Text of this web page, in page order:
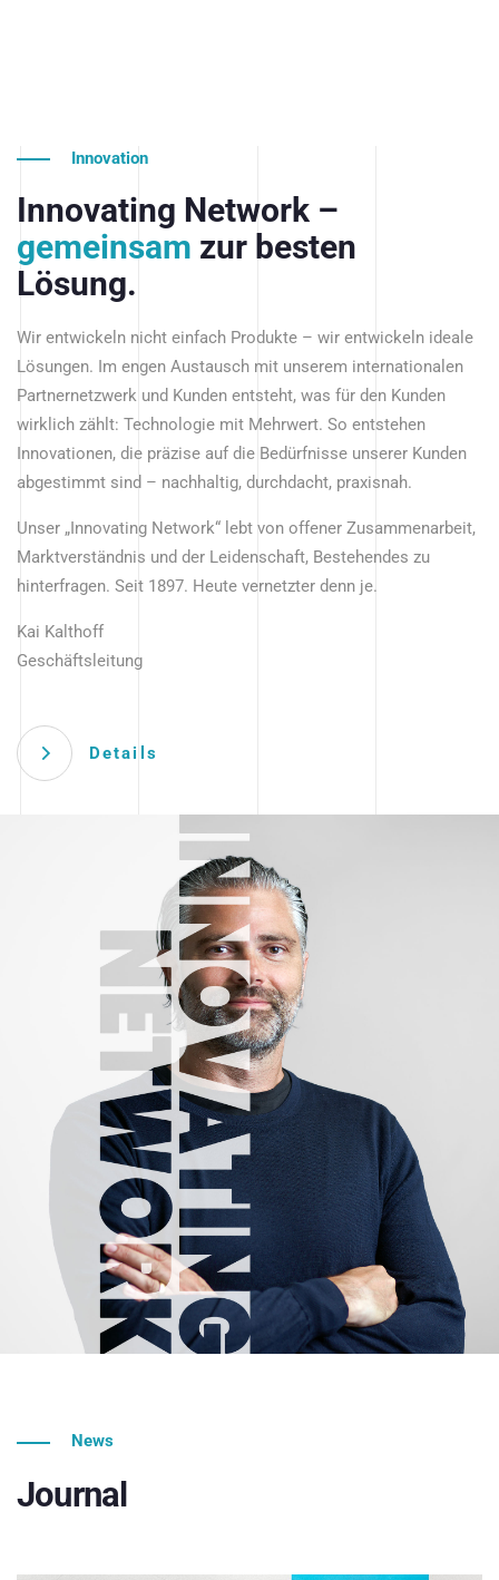
Innovation
Innovating Network –
gemeinsam zur besten
Lösung.
Wir entwickeln nicht einfach Produkte – wir entwickeln ideale
Lösungen. Im engen Austausch mit unserem internationalen
Partnernetzwerk und Kunden entsteht, was für den Kunden
wirklich zählt: Technologie mit Mehrwert. So entstehen
Innovationen, die präzise auf die Bedürfnisse unserer Kunden
abgestimmt sind – nachhaltig, durchdacht, praxisnah.
Unser „Innovating Network“ lebt von offener Zusammenarbeit,
Marktverständnis und der Leidenschaft, Bestehendes zu
hinterfragen. Seit 1897. Heute vernetzter denn je.
Kai Kalthoff
Geschäftsleitung
Details
News
Journal